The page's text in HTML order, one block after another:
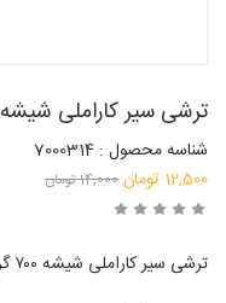
ترشی سیر کاراملی شیشه ۷۰۰ گرمی نانسا
شناسه محصول : 7000314
قیمت
اصلی:
بود.
12,500 تومان
قیمت
12,500 تومان.
14,000تومان
ترشی سیر کاراملی شیشه ۷۰۰ گرمی نانسا